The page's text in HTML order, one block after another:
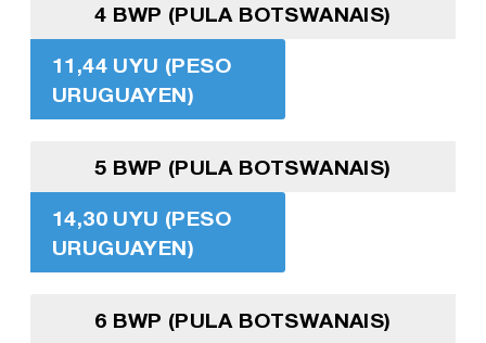
4 BWP (PULA BOTSWANAIS)
11,44 UYU (PESO
URUGUAYEN)
5 BWP (PULA BOTSWANAIS)
14,30 UYU (PESO
URUGUAYEN)
6 BWP (PULA BOTSWANAIS)